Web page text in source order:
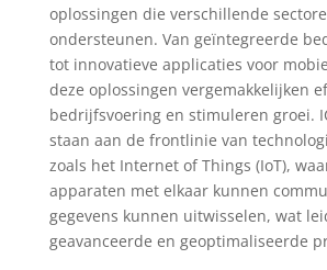
oplossingen die verschillende
ondersteunen. Van geïntegreerde
tot innovatieve applicaties voor
deze oplossingen vergemakkelijken
bedrijfsvoering en stimuleren groei.
staan aan de frontlinie van
zoals het Internet of Things (IoT),
apparaten met elkaar kunnen
gegevens kunnen uitwisselen, wat
geavanceerde en geoptimaliseerde